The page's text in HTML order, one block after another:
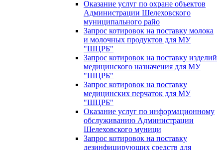
Оказание услуг по охране объектов
Администрации Шелеховского
муниципального райо
Запрос котировок на поставку молока
и молочных продуктов для МУ
"ШЦРБ"
Запрос котировок на поставку изделий
медицинского назначения для МУ
"ШЦРБ"
Запрос котировок на поставку
медицинских перчаток для МУ
"ШЦРБ"
Оказание услуг по информационному
обслуживанию Администрации
Шелеховского муници
Запрос котировок на поставку
дезинфицирующих средств для